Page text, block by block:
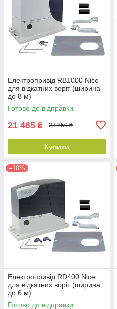
Електропривід RB1000 Nice
для відкатних воріт (ширина
до 8 м)
Готово до відправки
21 465 ₴ 23 850 ₴
Купити
–10%
Електропривід RD400 Nice
для відкатних воріт (ширина
до 6 м)
Готово до відправки